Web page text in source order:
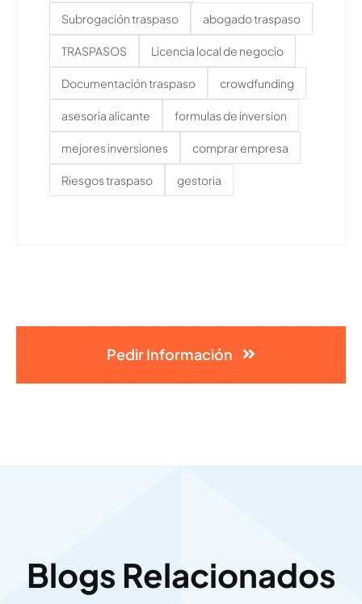
Subrogación traspaso abogado traspaso
TRASPASOS Licencia local de negocio
Documentación traspaso crowdfunding
asesoria alicante formulas de inversion
mejores inversiones comprar empresa
Riesgos traspaso gestoria
Pedir Información
Blogs Relacionados